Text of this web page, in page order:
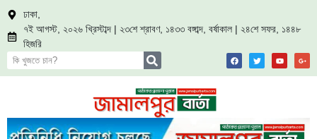
ঢাকা,
৭ই আগস্ট, ২০২৬ খ্রিস্টাব্দ | ২৩শে শ্রাবণ, ১৪৩৩ বঙ্গাব্দ, বর্ষাকাল | ২৪শে সফর, ১৪৪৮
হিজরি